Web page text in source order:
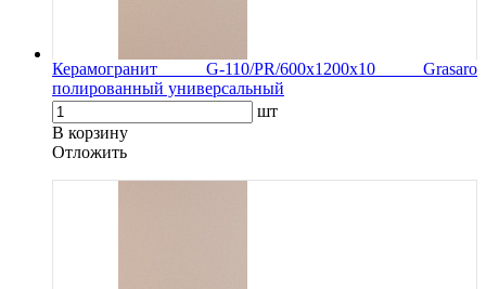
Керамогранит G-110/PR/600x1200x10 Grasaro
полированный универсальный
шт
В корзину
Oтложить